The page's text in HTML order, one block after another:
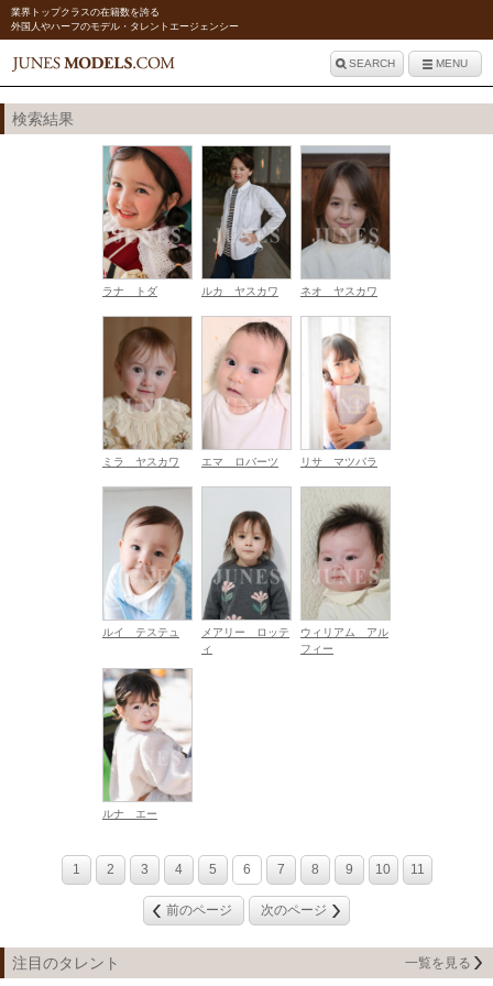
業界トップクラスの在籍数を誇る
外国人やハーフのモデル・タレントエージェンシー
SEARCH MENU
検索結果
ラナ トダ ルカ ヤスカワ ネオ ヤスカワ
ミラ ヤスカワ エマ ロバーツ リサ マツバラ
ルイ テステュ
メアリー ロッテ
ィ
ウィリアム アル
フィー
ルナ エー
1 2 3 4 5 6 7 8 9 10 11
前のページ 次のページ
注目のタレント 一覧を見る